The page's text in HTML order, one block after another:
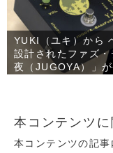
YUKI（ユキ）から
設計されたファズ
夜（JUGOYA）」
本コンテンツに
本コンテンツの記事